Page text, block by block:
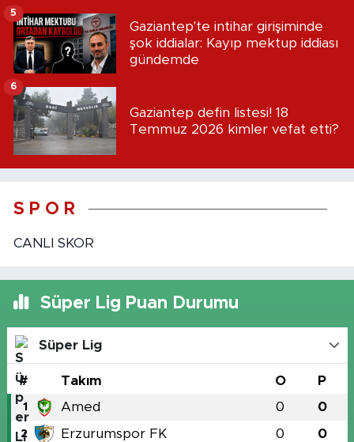
Gaziantep'te intihar girişiminde
şok iddialar: Kayıp mektup iddiası
gündemde
5
Gaziantep defin listesi! 18
Temmuz 2026 kimler vefat etti?
6
S P O R
CANLI SKOR
Süper Lig Puan Durumu
Süper Lig
# Takım O P
1 Amed 0 0
2 Erzurumspor FK 0 0